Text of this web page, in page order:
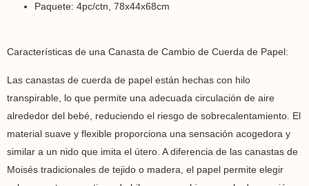
Paquete: 4pc/ctn, 78x44x68cm
Características de una Canasta de Cambio de Cuerda de Papel:
Las canastas de cuerda de papel están hechas con hilo
transpirable, lo que permite una adecuada circulación de aire
alrededor del bebé, reduciendo el riesgo de sobrecalentamiento. El
material suave y flexible proporciona una sensación acogedora y
similar a un nido que imita el útero. A diferencia de las canastas de
Moisés tradicionales de tejido o madera, el papel permite elegir